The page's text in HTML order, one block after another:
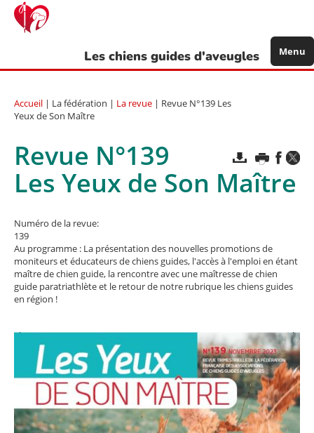
Aller
contenu
Les chiens guides d'aveugles Menu
Accueil | La fédération | La revue | Revue N°139 Les
Yeux de Son Maître
Revue N°139
Les Yeux de Son Maître
Numéro de la revue:
139
Au programme : La présentation des nouvelles promotions de
moniteurs et éducateurs de chiens guides, l'accès à l'emploi en étant
maître de chien guide, la rencontre avec une maîtresse de chien
guide paratriathlète et le retour de notre rubrique les chiens guides
en région !